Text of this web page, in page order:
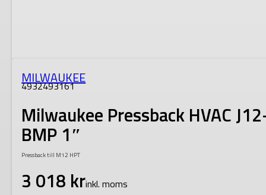
MILWAUKEE
4932493161
Milwaukee Pressback HVAC
BMP 1″
Pressback till M12 HPT
3 018 krinkl. moms